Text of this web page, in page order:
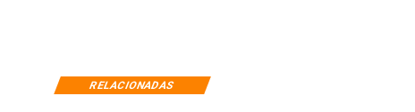
RELACIONADAS